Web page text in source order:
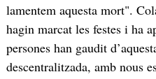
lamentem aquesta mort".
hagin marcat les festes i ha
persones han gaudit
descentralitzada, amb nous